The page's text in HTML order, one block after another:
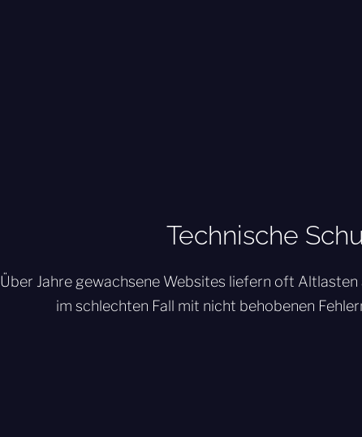
Technische
Über Jahre gewachsene Websites liefern oft Altlasten
im schlechten Fall mit nicht behobenen